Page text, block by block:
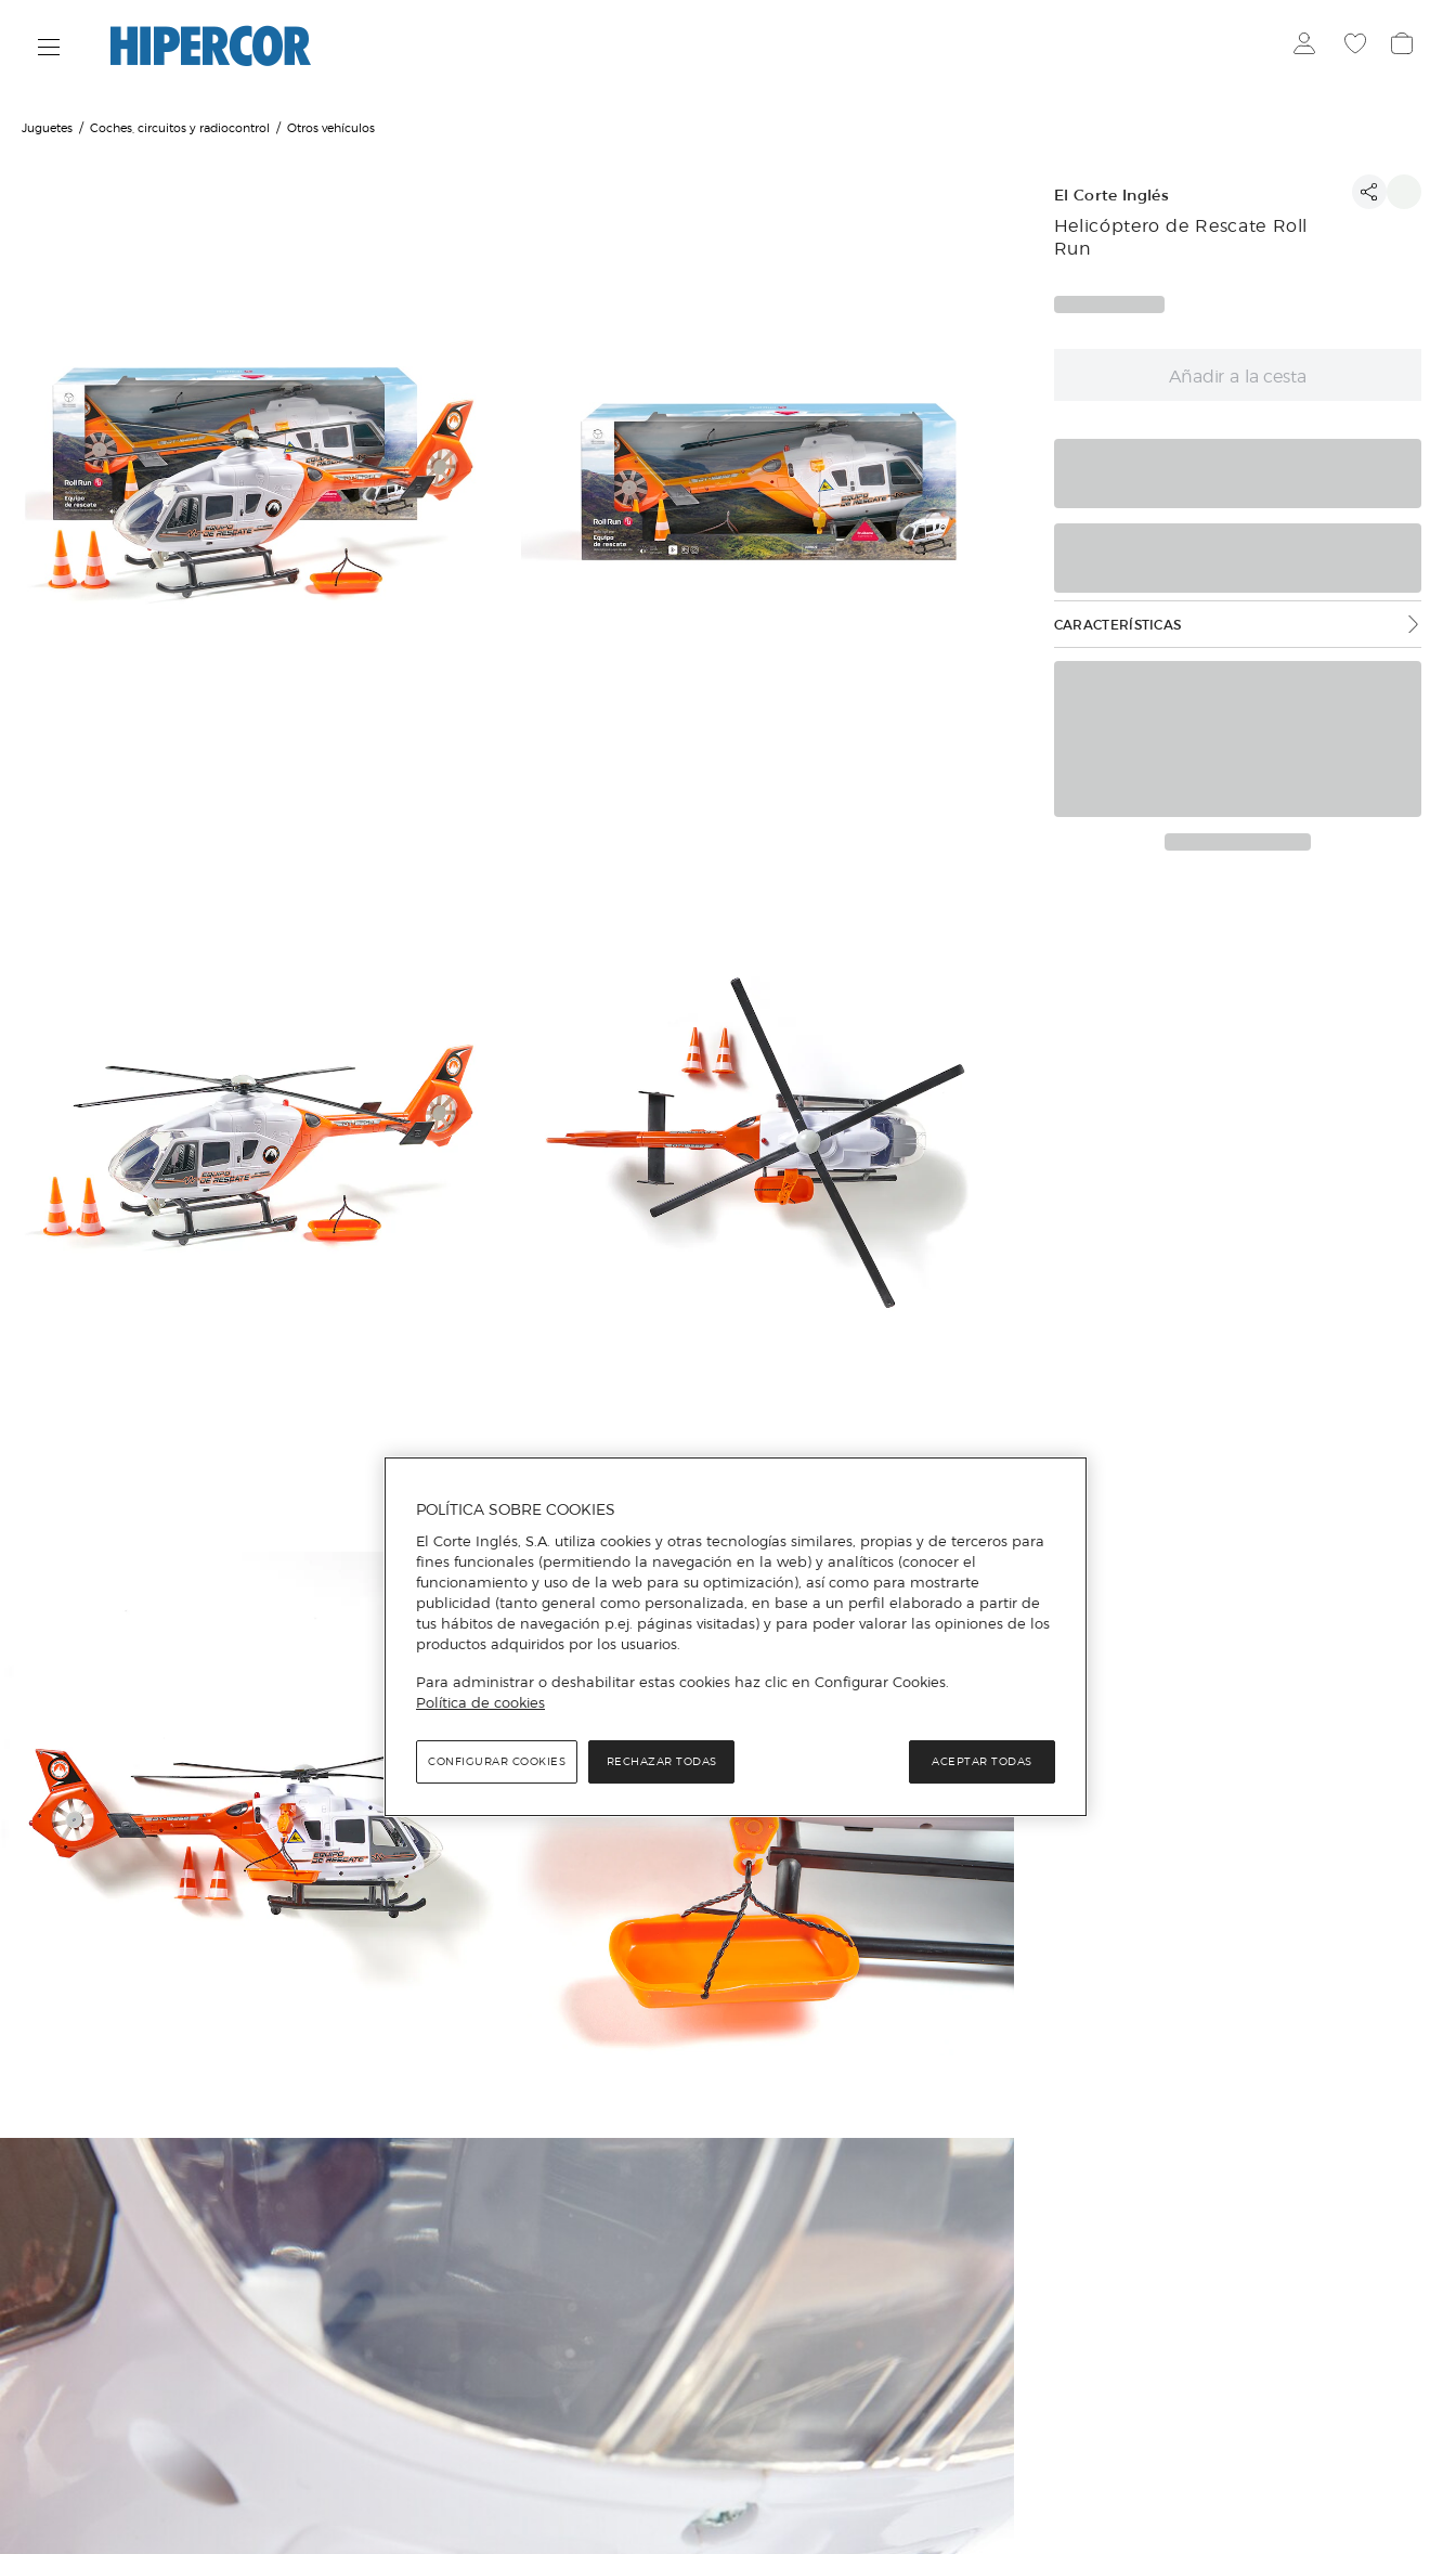
Juguetes Coches, circuitos y radiocontrol Otros vehículos
El Corte Inglés
Helicóptero de Rescate Roll
Run
Añadir a la cesta
CARACTERÍSTICAS
POLÍTICA SOBRE COOKIES
El Corte Inglés, S.A. utiliza cookies y otras tecnologías similares, propias y de terceros para
fines funcionales (permitiendo la navegación en la web) y analíticos (conocer el
funcionamiento y uso de la web para su optimización), así como para mostrarte
publicidad (tanto general como personalizada, en base a un perfil elaborado a partir de
tus hábitos de navegación p.ej. páginas visitadas) y para poder valorar las opiniones de los
productos adquiridos por los usuarios.
Para administrar o deshabilitar estas cookies haz clic en Configurar Cookies.
Política de cookies
RECHAZAR TODAS ACEPTAR TODAS
CONFIGURAR COOKIES